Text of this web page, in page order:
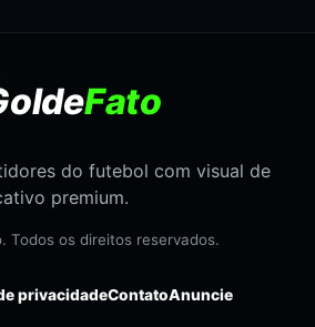
Fato
do futebol com visual de
premium.
Todos os direitos reservados.
privacidadeContatoAnuncie